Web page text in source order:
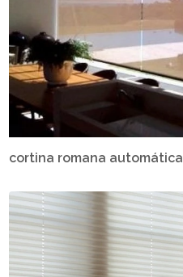
cortina romana automática